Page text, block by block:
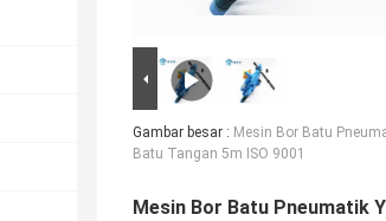
Gambar besar : Mesin Bor Batu
Batu Tangan 5m ISO 9001
Mesin Bor Batu Pneumatik